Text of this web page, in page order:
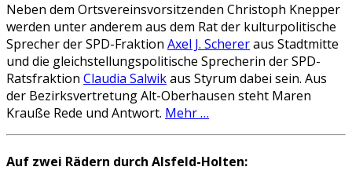
Neben dem Ortsvereinsvorsitzenden Christoph Knepper
werden unter anderem aus dem Rat der kulturpolitische
Sprecher der SPD-Fraktion Axel J. Schereraus Stadtmitte
und die gleichstellungspolitische Sprecherin der SPD-
Ratsfraktion Claudia Salwikaus Styrum dabei sein. Aus
der Bezirksvertretung Alt-Oberhausen steht Maren
Krauße Rede und Antwort. Mehr …
Auf zwei Rädern durch Alsfeld-Holten: